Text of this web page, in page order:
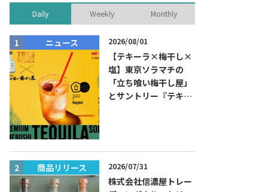
Daily Weekly Monthly
ニュース 2026/08/01
【テキーラ×梅干し×
塩】東京ソラマチの
「立ち喰い梅干し屋」
とサントリー『テキー
8月限定メニューに！
商品リリース 2026/07/31
株式会社信濃屋トレー